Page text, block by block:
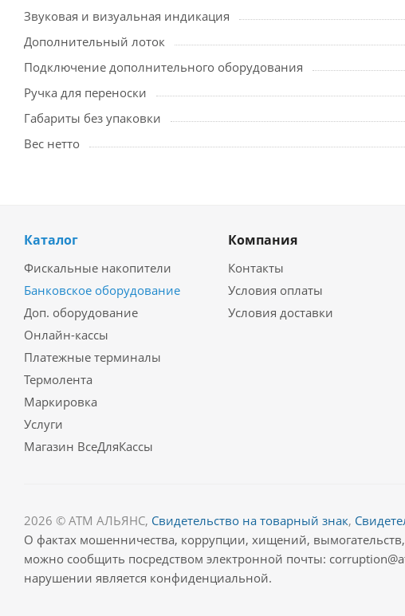
Звуковая и визуальная индикация
Дополнительный лоток
Подключение дополнительного оборудования
Ручка для переноски
Габариты без упаковки
Вес нетто
Каталог
Фискальные накопители
Банковское оборудование
Доп. оборудование
Онлайн-кассы
Платежные терминалы
Термолента
Маркировка
Услуги
Магазин ВсеДляКассы
Компания
Контакты
Условия оплаты
Условия доставки
2026 © АТМ АЛЬЯНС, Свидетельство на товарный знак,
О фактах мошенничества, коррупции, хищений,
можно сообщить посредством электронной почты:
нарушении является конфиденциальной.